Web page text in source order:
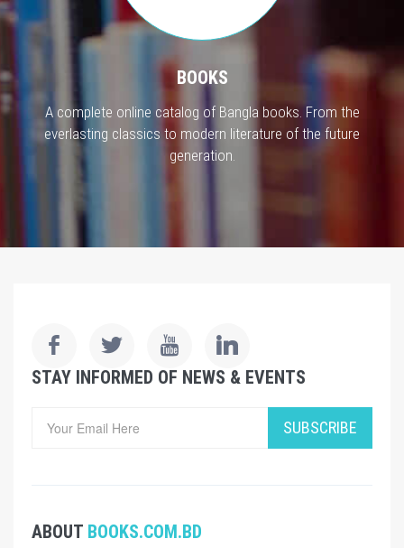
BOOKS
A complete online catalog of Bangla books. From the
everlasting classics to modern literature of the future
generation.
STAY INFORMED OF NEWS & EVENTS
SUBSCRIBE
ABOUT BOOKS.COM.BD